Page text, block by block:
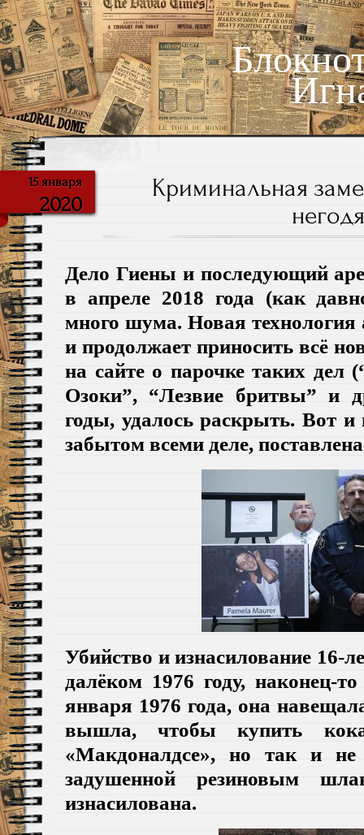
15 января
2020
Криминальная
Дело Гиены и последующий
в апреле 2018 года (как
много шума. Новая
и продолжает приносить всё
на сайте о парочке таких дел
Озоки”, “Лезвие бритвы” и
годы, удалось раскрыть. Вот
забытом всеми деле,
Убийство и изнасилование 16-
далёком 1976 году, наконец-
января 1976 года, она
вышла, чтобы купить
«Макдоналдсе», но так и
задушенной резиновым
изнасилована.